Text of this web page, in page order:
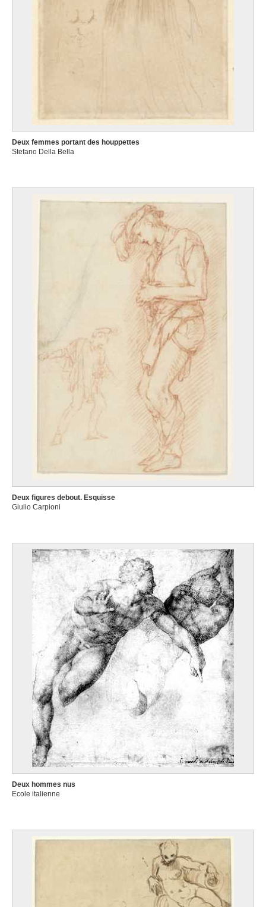
Deux femmes portant des houppettes
Stefano Della Bella
Deux figures debout. Esquisse
Giulio Carpioni
Deux hommes nus
Ecole italienne